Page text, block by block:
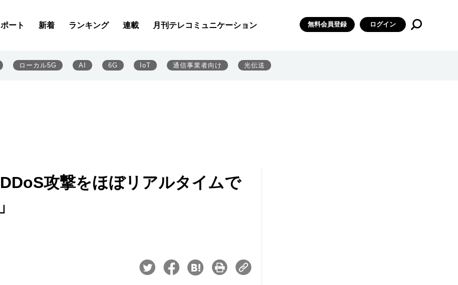
ート 新着 ランキング 連載 月刊テレコミュニケーション 無料会員登録 ログイン
ローカル5G AI 6G IoT 通信事業者向け 光伝送
攻撃をほぼリアルタイムで